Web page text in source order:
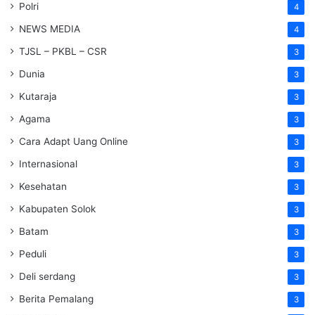
Polri 4
NEWS MEDIA 4
TJSL – PKBL – CSR 3
Dunia 3
Kutaraja 3
Agama 3
Cara Adapt Uang Online 3
Internasional 3
Kesehatan 3
Kabupaten Solok 3
Batam 3
Peduli 3
Deli serdang 3
Berita Pemalang 3